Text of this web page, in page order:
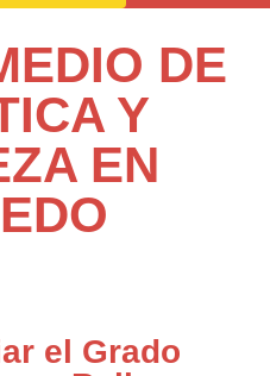
DE
Y
EN
el Grado